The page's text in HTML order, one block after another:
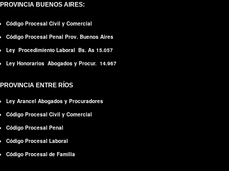
PROVINCIA BUENOS AIRES:
Código Procesal Civil y Comercial
Código Procesal Penal Prov. Buenos Aires
Ley Procedimiento Laboral Bs. As 15.057
Ley Honorarios Abogados y Procur. 14.967
PROVINCIA ENTRE RÍOS
Ley Arancel Abogados y Procuradores
Código Procesal Civil y Comercial
Código Procesal Penal
Código Procesal Laboral
Código Procesal de Familia